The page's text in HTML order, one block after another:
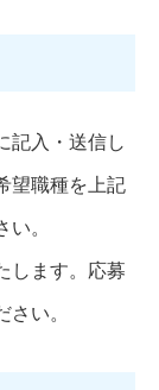
記入・送信し
望職種を上記
。
します。応募
い。